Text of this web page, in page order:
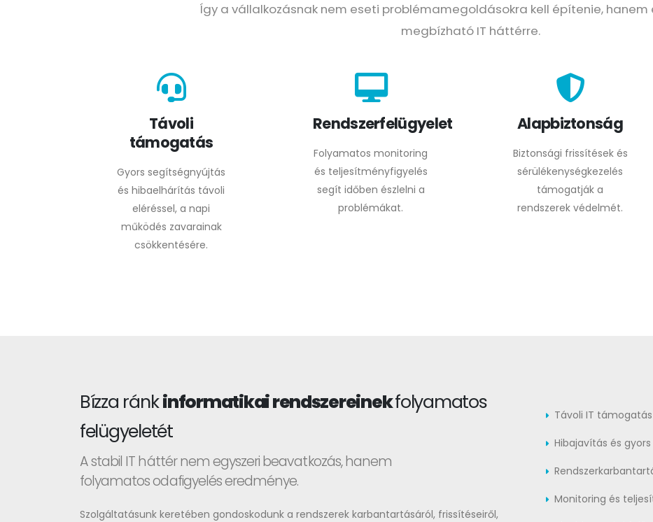
Így a vállalkozásnak nem eseti problémamegoldásokra kell építenie, hanem
megbízható IT háttérre.
Távoli
támogatás
Gyors segítségnyújtás
és hibaelhárítás távoli
eléréssel, a napi
működés zavarainak
csökkentésére.
Rendszerfelügyelet
Folyamatos monitoring
és teljesítményfigyelés
segít időben észlelni a
problémákat.
Alapbiztonság
Biztonsági frissítések és
sérülékenységkezelés
támogatják a
rendszerek védelmét.
Bízza ránkinformatikai rendszereinekfolyamatos
felügyeletét
A stabil IT háttér nem egyszeri beavatkozás, hanem
folyamatos odafigyelés eredménye.
Szolgáltatásunk keretében gondoskodunk a rendszerek karbantartásáról, frissítéseiről,
Távoli IT
Hibajavítás és
Monitoring és